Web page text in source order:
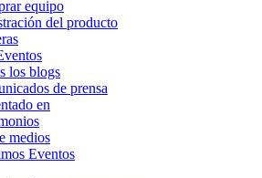
equipo
del producto
los blogs
de prensa
en
medios
Eventos